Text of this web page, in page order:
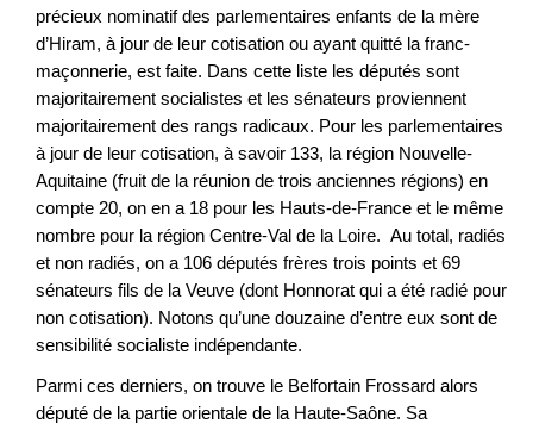
précieux nominatif des parlementaires enfants de la mère
d’Hiram, à jour de leur cotisation ou ayant quitté la franc-
maçonnerie, est faite. Dans cette liste les députés sont
majoritairement socialistes et les sénateurs proviennent
majoritairement des rangs radicaux. Pour les parlementaires
à jour de leur cotisation, à savoir 133, la région Nouvelle-
Aquitaine (fruit de la réunion de trois anciennes régions) en
compte 20, on en a 18 pour les Hauts-de-France et le même
nombre pour la région Centre-Val de la Loire. Au total, radiés
et non radiés, on a 106 députés frères trois points et 69
sénateurs fils de la Veuve (dont Honnorat qui a été radié pour
non cotisation). Notons qu’une douzaine d’entre eux sont de
sensibilité socialiste indépendante.
Parmi ces derniers, on trouve le Belfortain Frossard alors
député de la partie orientale de la Haute-Saône. Sa